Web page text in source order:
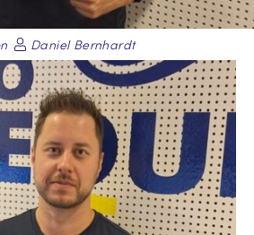
Daniel Bernhardt